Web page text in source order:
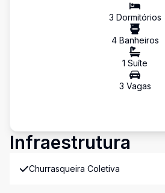
3 Dormitórios
4Banheiros
1 Suíte
3 Vagas
Infraestrutura
Churrasqueira Coletiva